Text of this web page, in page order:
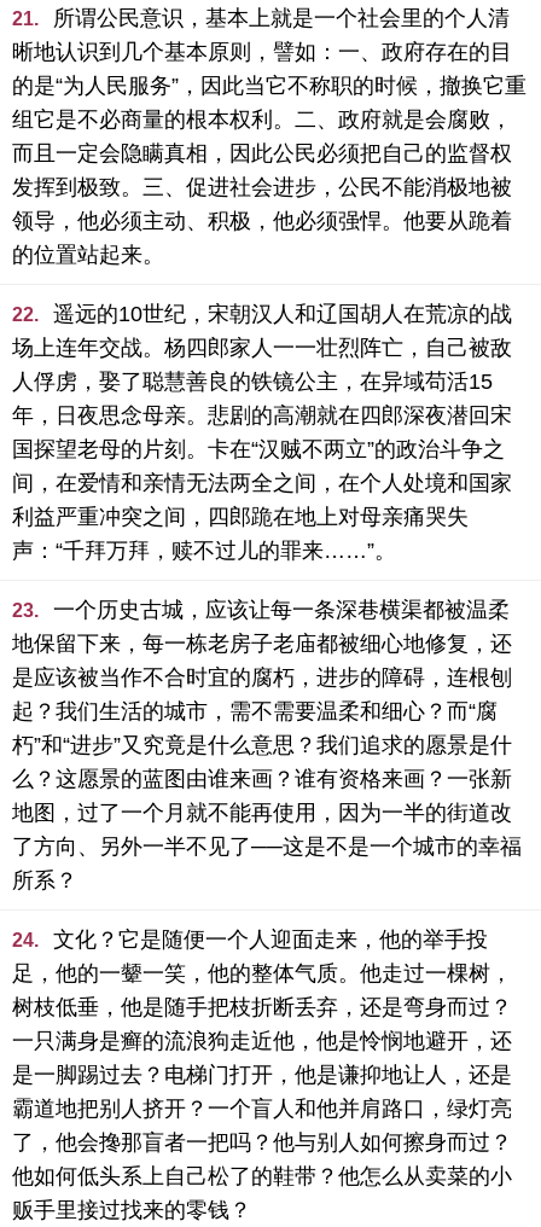
21.
所谓公民意识，基本上就是一个社会里的个人清
晰地认识到几个基本原则，譬如：一、政府存在的目
的是“为人民服务”，因此当它不称职的时候，撤换它重
组它是不必商量的根本权利。二、政府就是会腐败，
而且一定会隐瞒真相，因此公民必须把自己的监督权
发挥到极致。三、促进社会进步，公民不能消极地被
领导，他必须主动、积极，他必须强悍。他要从跪着
的位置站起来。
22.
遥远的10世纪，宋朝汉人和辽国胡人在荒凉的战
场上连年交战。杨四郎家人一一壮烈阵亡，自己被敌
人俘虏，娶了聪慧善良的铁镜公主，在异域苟活15
年，日夜思念母亲。悲剧的高潮就在四郎深夜潜回宋
国探望老母的片刻。卡在“汉贼不两立”的政治斗争之
间，在爱情和亲情无法两全之间，在个人处境和国家
利益严重冲突之间，四郎跪在地上对母亲痛哭失
声：“千拜万拜，赎不过儿的罪来……”。
23.
一个历史古城，应该让每一条深巷横渠都被温柔
地保留下来，每一栋老房子老庙都被细心地修复，还
是应该被当作不合时宜的腐朽，进步的障碍，连根刨
起？我们生活的城市，需不需要温柔和细心？而“腐
朽”和“进步”又究竟是什么意思？我们追求的愿景是什
么？这愿景的蓝图由谁来画？谁有资格来画？一张新
地图，过了一个月就不能再使用，因为一半的街道改
了方向、另外一半不见了──这是不是一个城市的幸福
所系？
24.
文化？它是随便一个人迎面走来，他的举手投
足，他的一颦一笑，他的整体气质。他走过一棵树，
树枝低垂，他是随手把枝折断丢弃，还是弯身而过？
一只满身是癣的流浪狗走近他，他是怜悯地避开，还
是一脚踢过去？电梯门打开，他是谦抑地让人，还是
霸道地把别人挤开？一个盲人和他并肩路口，绿灯亮
了，他会搀那盲者一把吗？他与别人如何擦身而过？
他如何低头系上自己松了的鞋带？他怎么从卖菜的小
贩手里接过找来的零钱？